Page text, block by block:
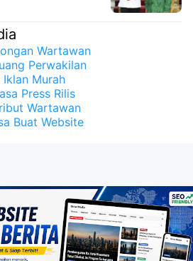
Wartawan
Perwakilan
Iklan Murah
Press Rilis
Wartawan
Buat Website